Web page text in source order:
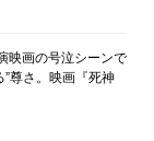
映画の号泣シーンで
尊さ。映画『死神